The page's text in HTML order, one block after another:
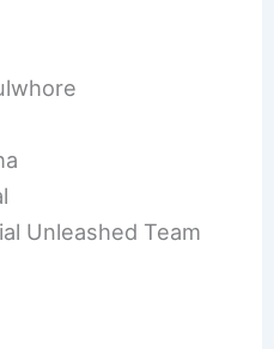
Unleashed Team